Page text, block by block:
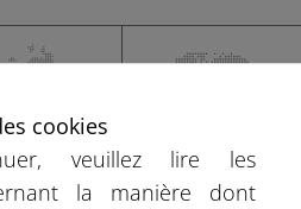
cookies
veuillez lire les
la manière dont